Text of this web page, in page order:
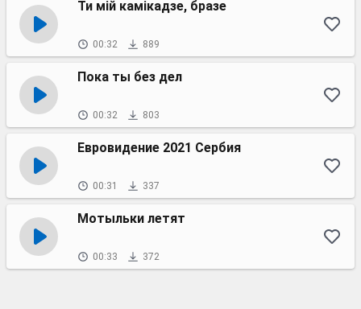
Ти мій камікадзе, бразе
00:32 889
Пока ты без дел
00:32 803
Евровидение 2021 Сербия
00:31 337
Мотыльки летят
00:33 372